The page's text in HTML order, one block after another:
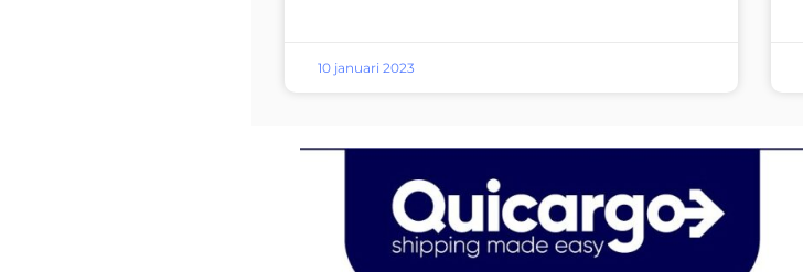
10 januari 2023